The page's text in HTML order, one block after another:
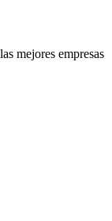
mejores empresas